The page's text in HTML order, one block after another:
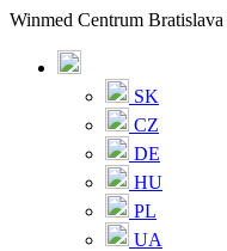
Winmed Centrum Bratislava
SK
CZ
DE
HU
PL
UA